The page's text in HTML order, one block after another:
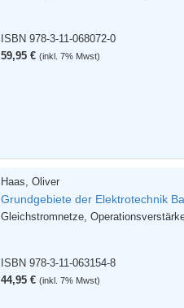
ISBN 978-3-11-068072-0
59,95 € (inkl. 7% Mwst)
Haas, Oliver
Grundgebiete der Elektrotechnik
Gleichstromnetze,
ISBN 978-3-11-063154-8
44,95 € (inkl. 7% Mwst)